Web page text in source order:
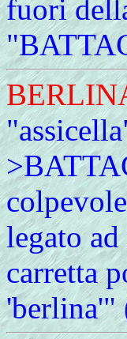
fuori
legato
carretta